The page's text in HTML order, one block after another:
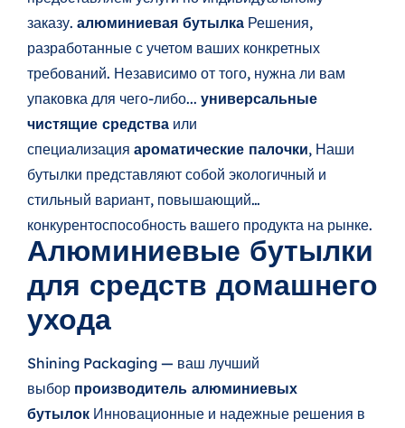
заказу. алюминиевая бутылка Решения,
разработанные с учетом ваших конкретных
требований. Независимо от того, нужна ли вам
упаковка для чего-либо... универсальные
чистящие средства или
специализация ароматические палочки, Наши
бутылки представляют собой экологичный и
стильный вариант, повышающий
конкурентоспособность вашего продукта на рынке.
Алюминиевые бутылки
для средств домашнего
ухода
Shining Packaging — ваш лучший
выбор производитель алюминиевых
бутылок Инновационные и надежные решения в